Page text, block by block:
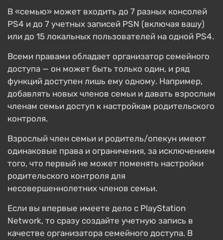
В «семью» может входить до 7 разных консолей
PS4 и до 7 учетных записей PSN (включая вашу)
или до 15 локальных пользователей на одной PS4.
Всеми правами обладает организатор семейного
доступа — он может быть только один, и ряд
функций доступен лишь ему одному. Например,
добавлять новых членов семьи и давать взрослым
членам семьи доступ к настройкам родительского
контроля.
Взрослый член семьи и родитель/опекун имеют
одинаковые права и ограничения, за исключением
того, что первый не может поменять настройки
родительского контроля для
несовершеннолетних членов семьи.
Если вы впервые имеете дело с PlayStation
Network, то сразу создайте учетную запись в
качестве организатора семейного доступа. В